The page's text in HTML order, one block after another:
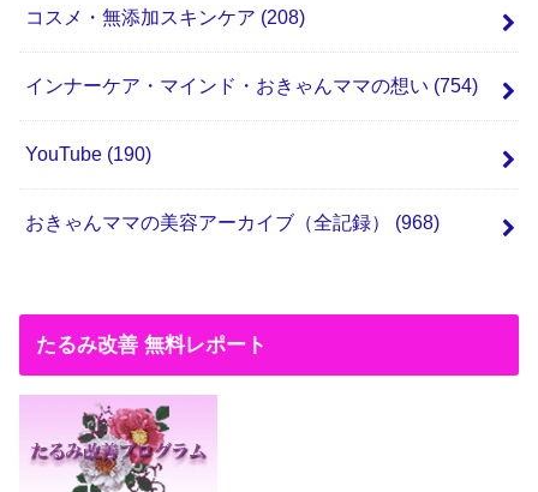
コスメ・無添加スキンケア (208)
インナーケア・マインド・おきゃんママの想い (754)
YouTube (190)
おきゃんママの美容アーカイブ（全記録） (968)
たるみ改善 無料レポート